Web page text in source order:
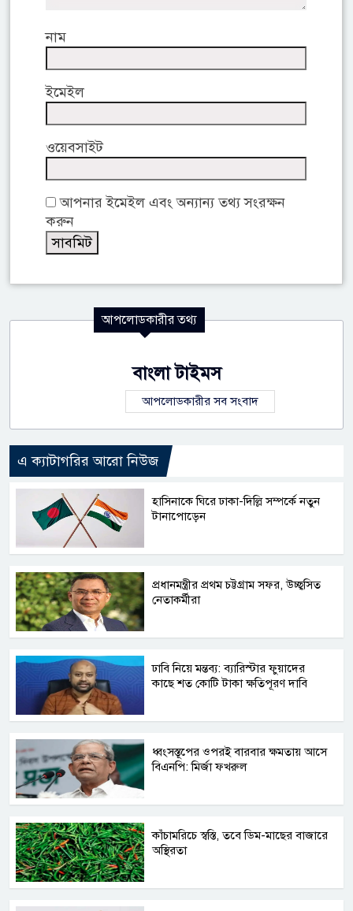
নাম
ইমেইল
ওয়েবসাইট
আপনার ইমেইল এবং অন্যান্য তথ্য সংরক্ষন
করুন
আপলোডকারীর তথ্য
বাংলা টাইমস
আপলোডকারীর সব সংবাদ
এ ক্যাটাগরির আরো নিউজ
হাসিনাকে ঘিরে ঢাকা-দিল্লি সম্পর্কে নতুন
টানাপোড়েন
প্রধানমন্ত্রীর প্রথম চট্টগ্রাম সফর, উচ্ছ্বসিত
নেতাকর্মীরা
ঢাবি নিয়ে মন্তব্য: ব্যারিস্টার ফুয়াদের
কাছে শত কোটি টাকা ক্ষতিপূরণ দাবি
ধ্বংসস্তূপের ওপরই বারবার ক্ষমতায় আসে
বিএনপি: মির্জা ফখরুল
কাঁচামরিচে স্বস্তি, তবে ডিম-মাছের বাজারে
অস্থিরতা